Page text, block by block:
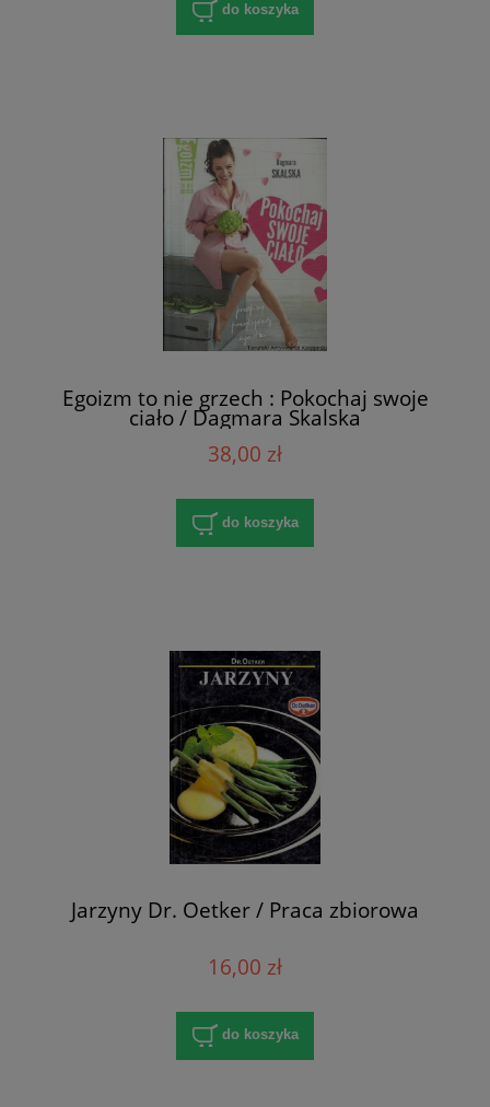
do koszyka
Egoizm to nie grzech : Pokochaj swoje
ciało / Dagmara Skalska
38,00 zł
do koszyka
Jarzyny Dr. Oetker / Praca zbiorowa
16,00 zł
do koszyka